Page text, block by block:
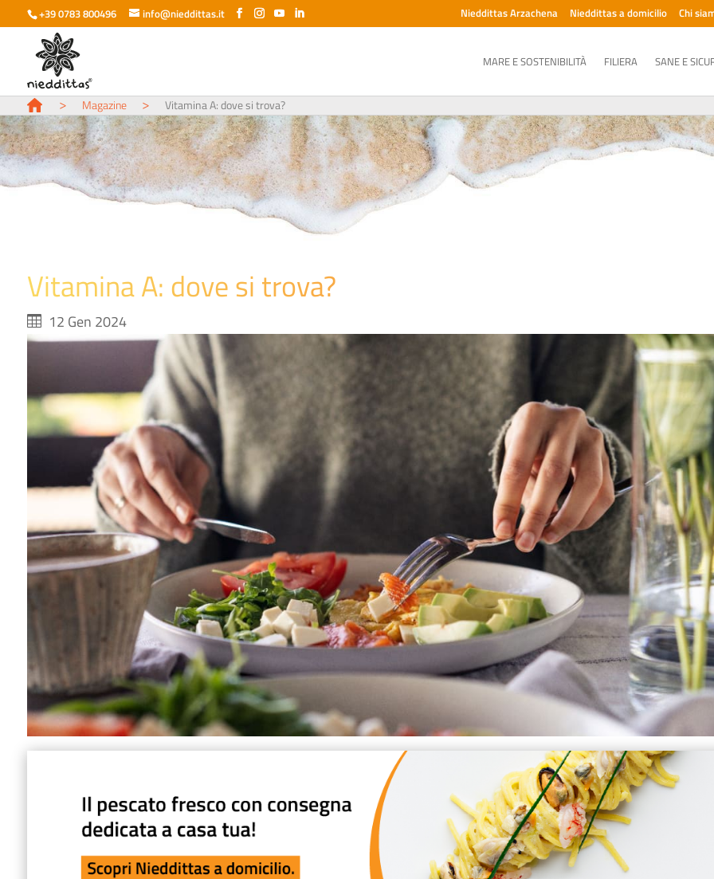
+39 0783 800496 info@nieddittas.it Nieddittas Arzachena Nieddittas a domicilio Chi
MARE E SOSTENIBILITÀ FILIERA SANE E
> Magazine > Vitamina A: dove si trova?
Vitamina A: dove si trova?
12 Gen 2024